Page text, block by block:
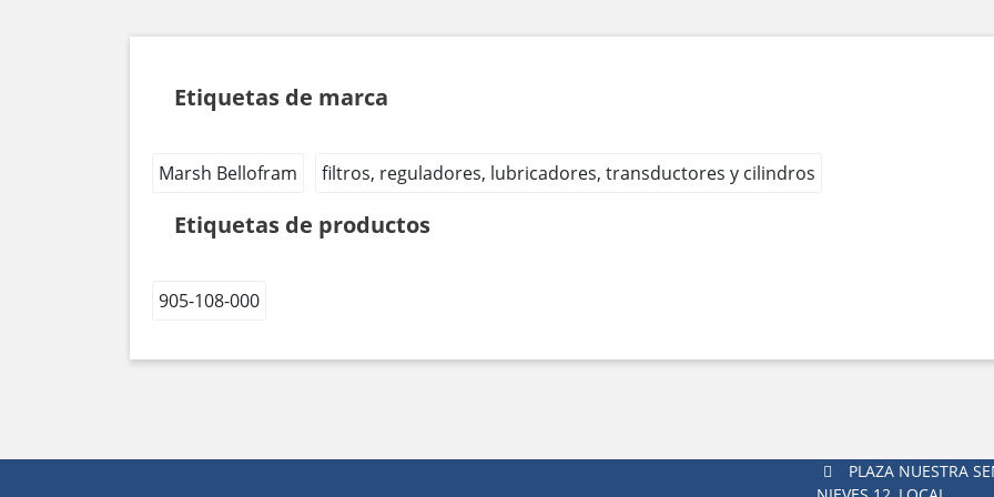
Etiquetas de marca
Marsh Bellofram filtros, reguladores, lubricadores, transductores y cilindros
Etiquetas de productos
905-108-000
PLAZA NUESTRA